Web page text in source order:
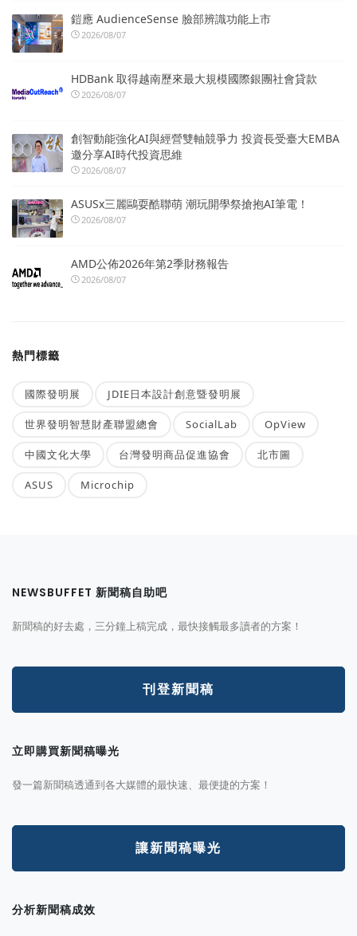
鎧應 AudienceSense 臉部辨識功能上市
2026/08/07
HDBank 取得越南歷來最大規模國際銀團社會貸款
2026/08/07
創智動能強化AI與經營雙軸競爭力 投資長受臺大EMBA
邀分享AI時代投資思維
2026/08/07
ASUSx三麗鷗耍酷聯萌 潮玩開學祭搶抱AI筆電！
2026/08/07
AMD公佈2026年第2季財務報告
2026/08/07
熱門標籤
國際發明展 JDIE日本設計創意暨發明展
世界發明智慧財產聯盟總會 SocialLab OpView
中國文化大學 台灣發明商品促進協會 北市圖
ASUS Microchip
NEWSBUFFET 新聞稿自助吧
新聞稿的好去處，三分鐘上稿完成，最快接觸最多讀者的方案！
刊登新聞稿
立即購買新聞稿曝光
發一篇新聞稿透通到各大媒體的最快速、最便捷的方案！
讓新聞稿曝光
分析新聞稿成效